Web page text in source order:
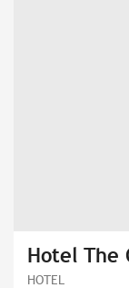
Hotel The
HOTEL